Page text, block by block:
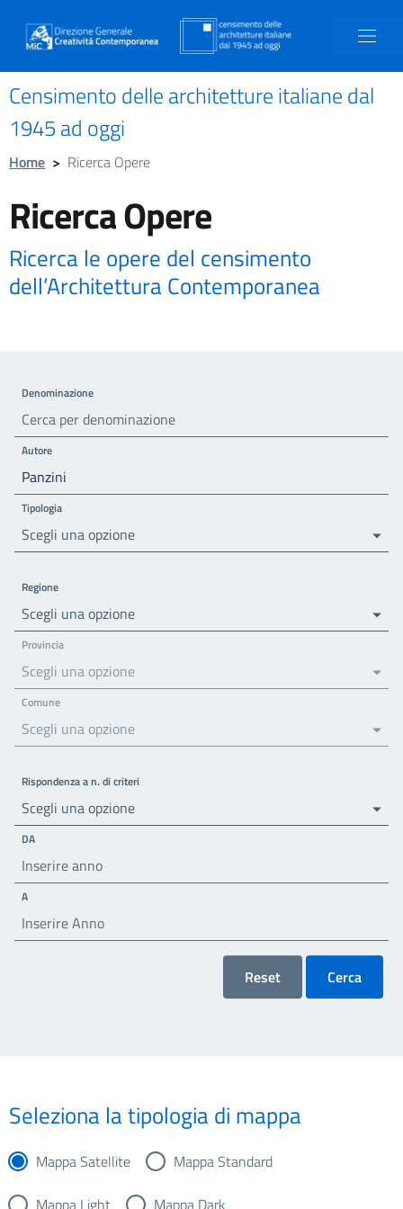
Censimento delle architetture italiane dal
1945 ad oggi
Home > Ricerca Opere
Ricerca Opere
Ricerca le opere del censimento
dell’Architettura Contemporanea
Denominazione
Autore
Tipologia
Scegli una opzione
Regione
Scegli una opzione
Provincia
Scegli una opzione
Comune
Scegli una opzione
Rispondenza a n. di criteri
Scegli una opzione
DA
A
Reset Cerca
Seleziona la tipologia di mappa
Mappa Satellite
Mappa Standard
Mappa Light
Mappa Dark